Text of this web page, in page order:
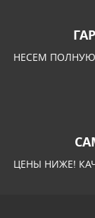
НЕСЕМ ПОЛНУЮ
ЦЕНЫ НИЖЕ!